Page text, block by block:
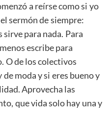
a reírse como si yo
sermón de siempre:
sirve para nada. Para
escribe para
O de los colectivos
moda y si eres bueno y
Aprovecha las
que vida solo hay una y